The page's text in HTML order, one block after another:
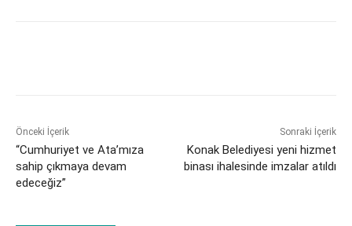
Önceki İçerik
“Cumhuriyet ve Ata’mıza
sahip çıkmaya devam
edeceğiz”
Sonraki İçerik
Konak Belediyesi yeni hizmet
binası ihalesinde imzalar atıldı